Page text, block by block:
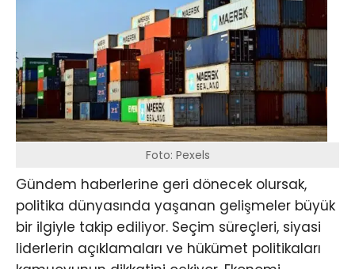
Foto: Pexels
Gündem haberlerine geri dönecek olursak,
politika dünyasında yaşanan gelişmeler büyük
bir ilgiyle takip ediliyor. Seçim süreçleri, siyasi
liderlerin açıklamaları ve hükümet politikaları